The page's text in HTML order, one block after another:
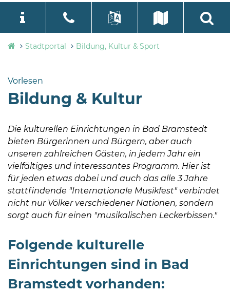
Stadtverwaltung
Bramstedt
Bleeck 15-
Bramstedt
04192-
506-
zentrale@badbramstedt.de
Mo,
Di,
Fr
Uhr
Do
language
Select Language
Stadtportal Bildung, Kultur & Sport
Vorlesen
Bildung & Kultur
Die kulturellen Einrichtungen in Bad Bramstedt
bieten Bürgerinnen und Bürgern, aber auch
unseren zahlreichen Gästen, in jedem Jahr ein
vielfältiges und interessantes Programm. Hier ist
für jeden etwas dabei und auch das alle 3 Jahre
stattfindende "Internationale Musikfest" verbindet
nicht nur Völker verschiedener Nationen, sondern
sorgt auch für einen "musikalischen Leckerbissen."
Folgende kulturelle
Einrichtungen sind in Bad
Bramstedt vorhanden: